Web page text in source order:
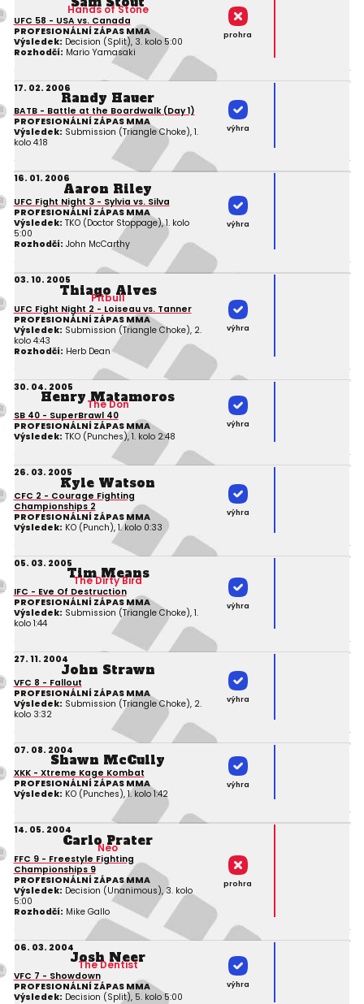
Hands of Stone
UFC 58 - USA vs. Canada
PROFESIONÁLNÍ ZÁPAS MMA
Výsledek: Decision (Split), 3. kolo 5:00
Rozhodčí: Mario Yamasaki
prohra
17. 02. 2006
Randy Hauer
BATB - Battle at the Boardwalk (Day 1)
PROFESIONÁLNÍ ZÁPAS MMA
Výsledek: Submission (Triangle Choke), 1.
kolo 4:18
výhra
16. 01. 2006
Aaron Riley
UFC Fight Night 3 - Sylvia vs. Silva
PROFESIONÁLNÍ ZÁPAS MMA
Výsledek: TKO (Doctor Stoppage), 1. kolo
5:00
Rozhodčí: John McCarthy
výhra
03. 10. 2005
Thiago Alves
Pitbull
UFC Fight Night 2 - Loiseau vs. Tanner
PROFESIONÁLNÍ ZÁPAS MMA
Výsledek: Submission (Triangle Choke), 2.
kolo 4:43
Rozhodčí: Herb Dean
výhra
30. 04. 2005
Henry Matamoros
The Don
SB 40 - SuperBrawl 40
PROFESIONÁLNÍ ZÁPAS MMA
Výsledek: TKO (Punches), 1. kolo 2:48
výhra
26. 03. 2005
Kyle Watson
CFC 2 - Courage Fighting
Championships 2
PROFESIONÁLNÍ ZÁPAS MMA
Výsledek: KO (Punch), 1. kolo 0:33
výhra
05. 03. 2005
Tim Means
The Dirty Bird
IFC - Eve Of Destruction
PROFESIONÁLNÍ ZÁPAS MMA
Výsledek: Submission (Triangle Choke), 1.
kolo 1:44
výhra
27. 11. 2004
John Strawn
VFC 8 - Fallout
PROFESIONÁLNÍ ZÁPAS MMA
Výsledek: Submission (Triangle Choke), 2.
kolo 3:32
výhra
07. 08. 2004
Shawn McCully
XKK - Xtreme Kage Kombat
PROFESIONÁLNÍ ZÁPAS MMA
Výsledek: KO (Punches), 1. kolo 1:42
výhra
14. 05. 2004
Carlo Prater
Neo
FFC 9 - Freestyle Fighting
Championships 9
PROFESIONÁLNÍ ZÁPAS MMA
Výsledek: Decision (Unanimous), 3. kolo
5:00
Rozhodčí: Mike Gallo
prohra
06. 03. 2004
Josh Neer
The Dentist
VFC 7 - Showdown
PROFESIONÁLNÍ ZÁPAS MMA
Výsledek: Decision (Split), 5. kolo 5:00
výhra